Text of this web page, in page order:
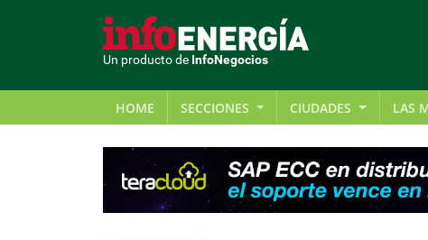
Un producto de InfoNegocios
HOME SECCIONES CIUDADES LAS